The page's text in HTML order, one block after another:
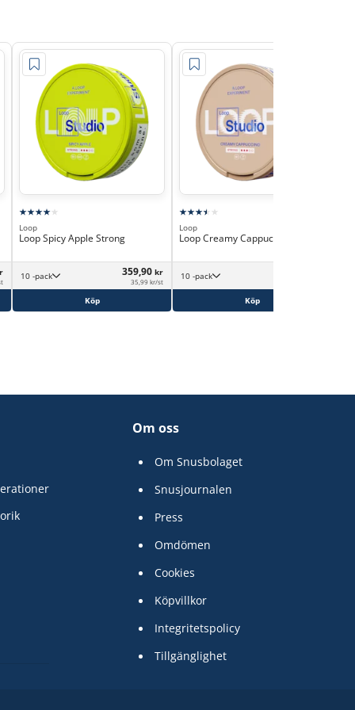
Loop
Loop Spicy Apple Strong
10 -pack 359,90 kr
35,99 kr/st
Köp
Loop
Loop Creamy Cappuccino Strong
10 -pack
Köp
Om oss
Om Snusbolaget
Snusjournalen
Press
Omdömen
Cookies
Köpvillkor
Integritetspolicy
Tillgänglighet